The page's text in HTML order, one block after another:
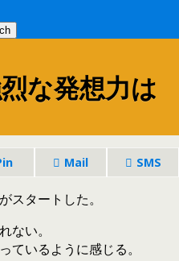
な発想力は
Mail SMS
スタートした。
ない。
ているように感じる。